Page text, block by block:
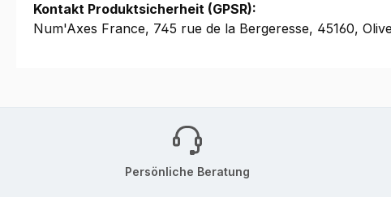
Kontakt Produktsicherheit (GPSR):
Num'Axes France, 745 rue de la Bergeresse, 45160,
Persönliche Beratung